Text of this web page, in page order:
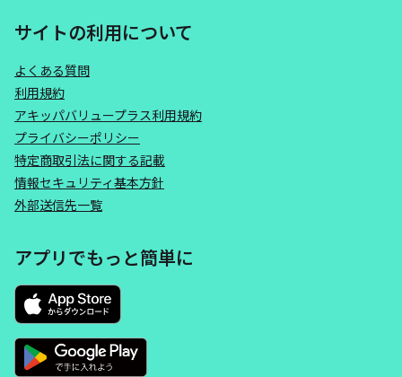
サイトの利用について
よくある質問
利用規約
アキッパバリュープラス利用規約
プライバシーポリシー
特定商取引法に関する記載
情報セキュリティ基本方針
外部送信先一覧
アプリでもっと簡単に